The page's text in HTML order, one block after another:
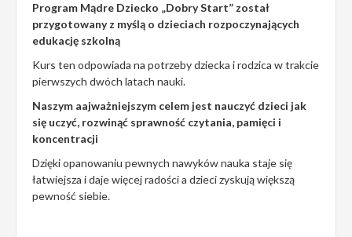
Program Mądre Dziecko „Dobry Start” został
przygotowany z myślą o dzieciach rozpoczynających
edukację szkolną
Kurs ten odpowiada na potrzeby dziecka i rodzica w trakcie
pierwszych dwóch latach nauki.
Naszym aajważniejszym celem jest nauczyć dzieci jak
się uczyć, rozwinąć sprawność czytania, pamięci i
koncentracji
Dzięki opanowaniu pewnych nawyków nauka staje się
łatwiejsza i daje więcej radości a dzieci zyskują większą
pewność siebie.